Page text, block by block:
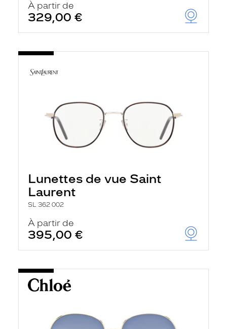
À partir de
329,00 €
Lunettes de vue Saint
Laurent
SL 362 002
À partir de
395,00 €